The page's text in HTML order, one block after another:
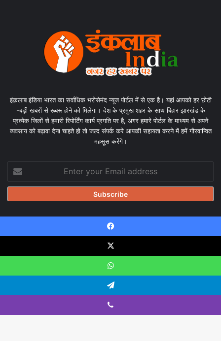
इंक़लाब इंडिया भारत का सर्वाधिक भरोसेमंद न्यूज पोर्टल में से एक है। यहां आपको हर छोटी
-बड़ी खबरों से रूबरू होने को मिलेगा। देश के प्रमुख शहर के साथ बिहार झारखंड के
प्रत्येक जिलों से हमारी रिपोर्टिंग कार्य प्रगति पर है, अगर हमारे पोर्टल के माध्यम से अपने
व्यवसाय को बढ़ावा देना चाहते हो तो जल्द संपर्क करे आपकी सहायता करने में हमें गौरवान्वित
महसूस करेंगे।
your
Email
© Copyright 2026, All Rights Reserved |
Design & Developed
Blog
Contact Us
Facebook
X YouTubeInstagramWhatsApp
Facebook
X
WhatsApp
Telegram
Viber